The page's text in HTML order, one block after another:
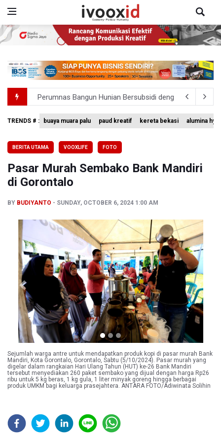
Perumnas Bangun Hunian Bersubsidi dengan Konsep
Bank Indonesia Sebut Cadangan Devisa Akhir Juli
Pendakian Gunung Gede Pangrango Ditutup karena
Menkomdigi Sebut Kehadiran AI Factory Perkuat Posisi
TRENDS # : buaya muara palu paud kreatif kereta bekasi alumina
BERITA UTAMA VOOXLIFE FOTO
Pasar Murah Sembako Bank Mandiri
di Gorontalo
BY BUDIYANTO SUNDAY, OCTOBER 6, 2024 1:00 AM
Previous Next
Sejumlah warga antre untuk mendapatkan produk kopi di pasar murah Bank
Mandiri, Kota Gorontalo, Gorontalo, Sabtu (5/10/2024). Pasar murah yang
digelar dalam rangkaian Hari Ulang Tahun (HUT) ke-26 Bank Mandiri
tersebut menyediakan 260 paket sembako yang dijual dengan harga Rp26
ribu untuk 5 kg beras, 1 kg gula, 1 liter minyak goreng hingga berbagai
produk UMKM bagi keluarga prasejahtera. ANTARA FOTO/Adiwinata Solihin